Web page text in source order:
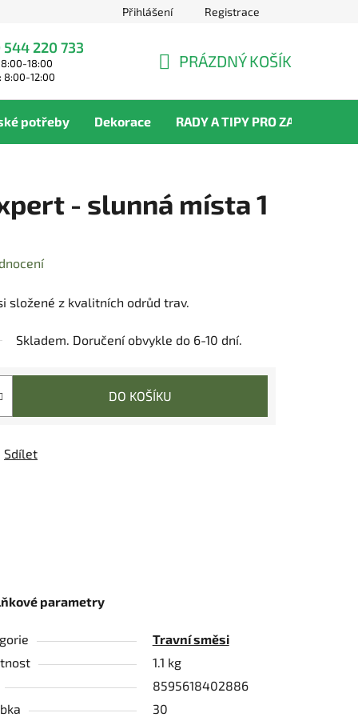
Přihlášení Registrace
220 733
18:00
8:00-12:00
KOŠÍK
PRÁZDNÝ KOŠÍK
potřeby Dekorace RADY A TIPY PRO ZAHRADNÍKY
- slunná místa 1
složené z kvalitních odrůd trav.
Skladem. Doručení obvykle do 6-10 dní.
DO KOŠÍKU
Sdílet
parametry
Travní směsi
1.1 kg
8595618402886
30